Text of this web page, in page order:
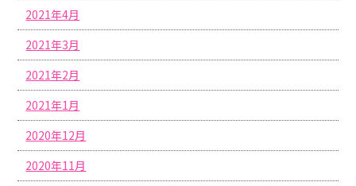
2021年4月
2021年3月
2021年2月
2021年1月
2020年12月
2020年11月